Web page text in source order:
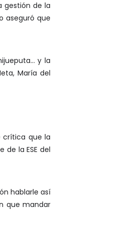
gestión de la
aseguró que
y la
María del
crítica que la
la ESE del
hablarle así
que mandar